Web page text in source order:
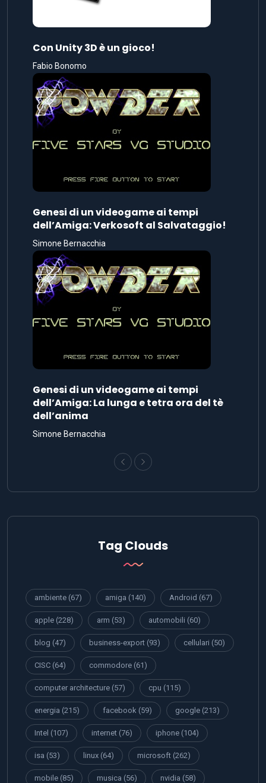
Con Unity 3D è un gioco!
Fabio Bonomo
Genesi di un videogame ai tempi
dell’Amiga: Verkosoft al Salvataggio!
Simone Bernacchia
Genesi di un videogame ai tempi
dell’Amiga: La lunga e tetra ora del tè
dell’anima
Simone Bernacchia
Tag Clouds
ambiente (67) amiga (140) Android (67)
apple (228) arm (53) automobili (60)
blog (47) business-export (93) cellulari (50)
CISC (64) commodore (61)
computer architecture (57) cpu (115)
energia (215) facebook (59) google (213)
Intel (107) internet (76) iphone (104)
isa (53) linux (64) microsoft (262)
mobile (85) musica (56) nvidia (58)